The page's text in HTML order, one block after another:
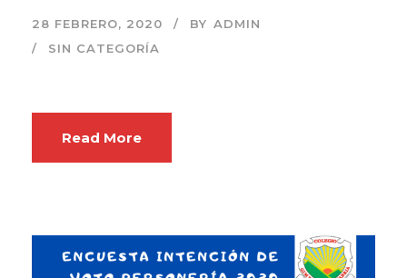
28 FEBRERO, 2020 BY ADMIN
SIN CATEGORÍA
Read More